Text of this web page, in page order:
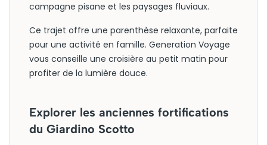
campagne pisane et les paysages fluviaux.
Ce trajet offre une parenthèse relaxante, parfaite
pour une activité en famille. Generation Voyage
vous conseille une croisière au petit matin pour
profiter de la lumière douce.
Explorer les anciennes fortifications
du Giardino Scotto